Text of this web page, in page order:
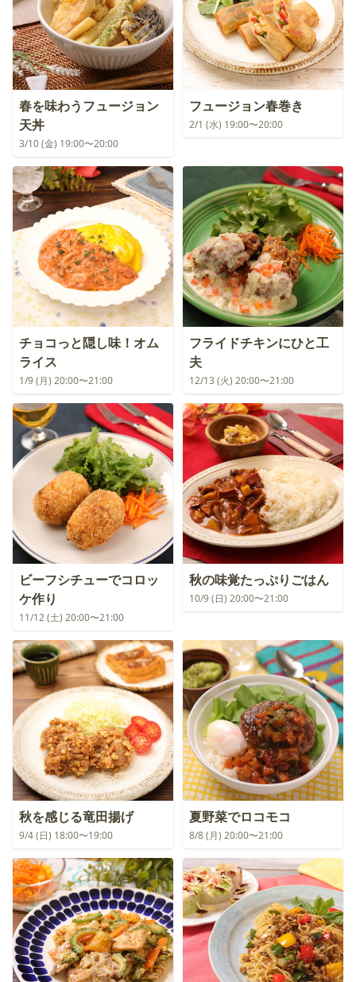
春を味わうフュージョン
天丼
3/10 (金) 19:00〜20:00
フュージョン春巻き
2/1 (水) 19:00〜20:00
チョコっと隠し味！オム
ライス
1/9 (月) 20:00〜21:00
フライドチキンにひと工
夫
12/13 (火) 20:00〜21:00
ビーフシチューでコロッ
ケ作り
11/12 (土) 20:00〜21:00
秋の味覚たっぷりごはん
10/9 (日) 20:00〜21:00
秋を感じる竜田揚げ
9/4 (日) 18:00〜19:00
夏野菜でロコモコ
8/8 (月) 20:00〜21:00